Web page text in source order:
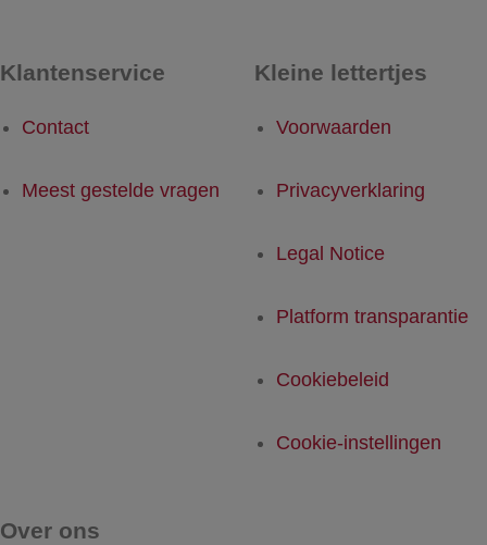
Klantenservice
Contact
Meest gestelde vragen
Kleine lettertjes
Voorwaarden
Privacyverklaring
Legal Notice
Platform transparantie
Cookiebeleid
Cookie-instellingen
Over ons